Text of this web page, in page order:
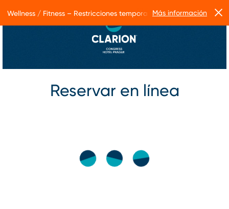
Reservar en línea
Wellness / Fitness – Restricciones temporales de servicio
Más información